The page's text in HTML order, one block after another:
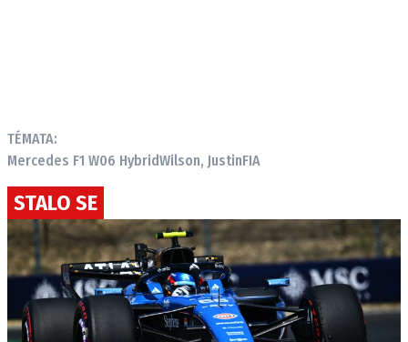
TÉMATA:
Mercedes F1 W06 HybridWilson, JustinFIA
STALO SE